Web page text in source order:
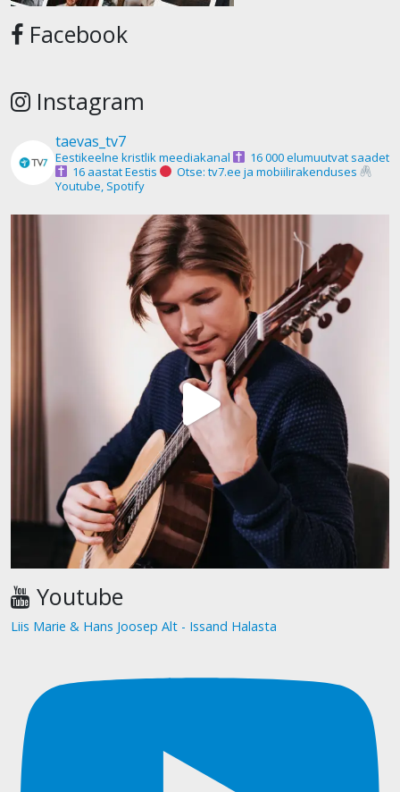
Facebook
Instagram
taevas_tv7
Eestikeelne kristlik meediakanal
16 000 elumuutvat saadet
16 aastat Eestis
Otse: tv7.ee ja mobiilirakenduses
Youtube, Spotify
Youtube
Liis Marie & Hans Joosep Alt - Issand Halasta